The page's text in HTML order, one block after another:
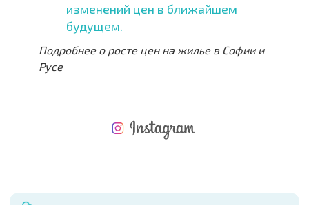
изменений цен в ближайшем
будущем.
Подробнее о росте цен на жилье в Софии и
Русе